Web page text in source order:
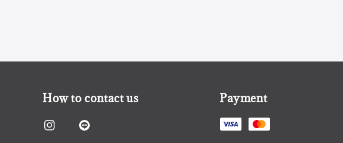
How to contact us Payment